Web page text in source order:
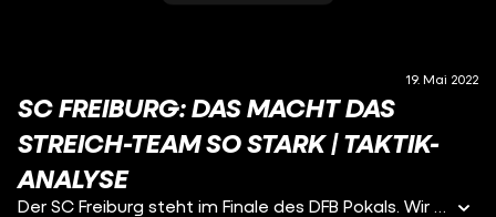
19. Mai 2022
SC FREIBURG: DAS MACHT DAS
STREICH-TEAM SO STARK | TAKTIK-
ANALYSE
Der SC Freiburg steht im Finale des DFB Pokals. Wir blicken auf die fantastische Saison der Breisgauer und erklären den Matchplan von Trainer Christian Streich.